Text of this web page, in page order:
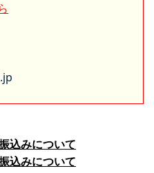
込みについて
込みについて